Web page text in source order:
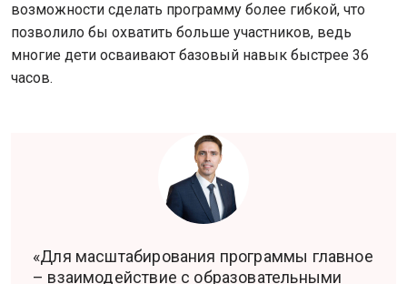
возможности сделать программу более гибкой, что
позволило бы охватить больше участников, ведь
многие дети осваивают базовый навык быстрее 36
часов.
«Для масштабирования программы главное
– взаимодействие с образовательными